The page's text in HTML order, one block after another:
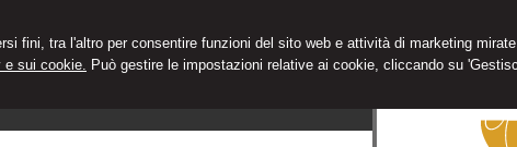
fini, tra l'altro per consentire funzioni del sito web e attività di marketing
e sui cookie. Può gestire le impostazioni relative ai cookie, cliccando su